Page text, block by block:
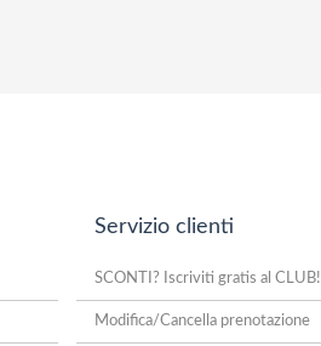
Servizio clienti
SCONTI? Iscriviti gratis al CLUB!
Modifica/Cancella prenotazione